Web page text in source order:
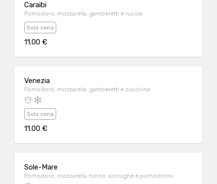
Caraibi
Pomodoro, mozzarella, gamberetti e rucola
Solo cena
11.00 €
Venezia
Pomodoro, mozzarella, gamberetti e zucchine
Solo cena
11.00 €
Sole-Mare
Pomodoro, mozzarella, tonno, acciughe e pomodorini